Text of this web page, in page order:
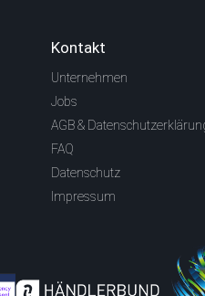
Kontakt
Unternehmen
Jobs
AGB &
FAQ
Datenschutz
Impressum